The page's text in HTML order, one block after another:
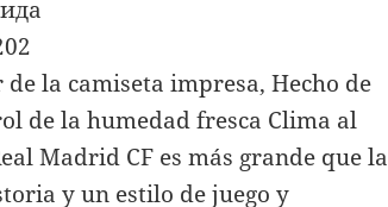
la camiseta impresa, Hecho de
de la humedad fresca Clima al
Madrid CF es más grande que la
y un estilo de juego y